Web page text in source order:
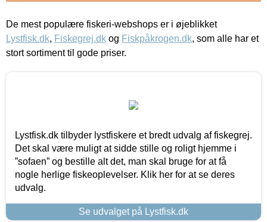
De mest populære fiskeri-webshops er i øjeblikket
Lystfisk.dk, Fiskegrej.dk og Fiskpåkrogen.dk, som alle har et
stort sortiment til gode priser.
Lystfisk.dk tilbyder lystfiskere et bredt udvalg af fiskegrej.
Det skal være muligt at sidde stille og roligt hjemme i
”sofaen” og bestille alt det, man skal bruge for at få
nogle herlige fiskeoplevelser. Klik her for at se deres
udvalg.
Se udvalget på Lystfisk.dk